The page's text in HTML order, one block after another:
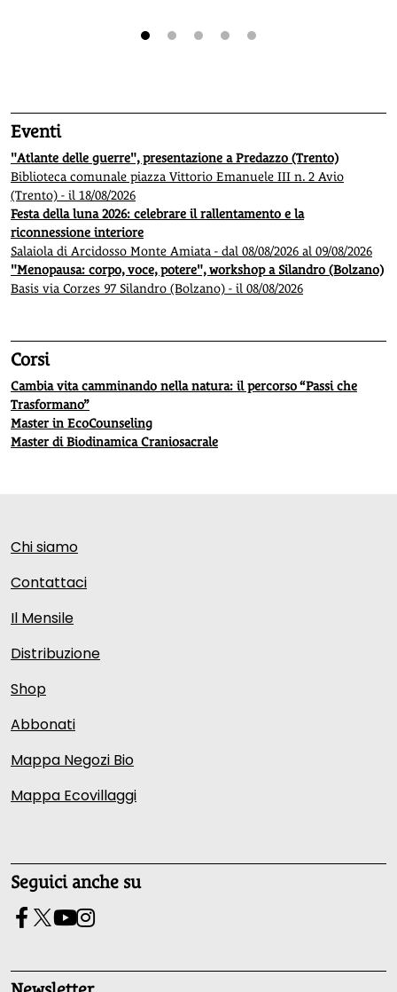
Eventi
"Atlante delle guerre", presentazione a Predazzo (Trento)
Biblioteca comunale piazza Vittorio Emanuele III n. 2 Avio
(Trento) - il 18/08/2026
Festa della luna 2026: celebrare il rallentamento e la
riconnessione interiore
Salaiola di Arcidosso Monte Amiata - dal 08/08/2026 al 09/08/2026
"Menopausa: corpo, voce, potere", workshop a Silandro (Bolzano)
Basis via Corzes 97 Silandro (Bolzano) - il 08/08/2026
Corsi
Cambia vita camminando nella natura: il percorso “Passi che
Trasformano”
Master in EcoCounseling
Master di Biodinamica Craniosacrale
Chi siamo
Contattaci
Il Mensile
Distribuzione
Shop
Abbonati
Mappa Negozi Bio
Mappa Ecovillaggi
Seguici anche su